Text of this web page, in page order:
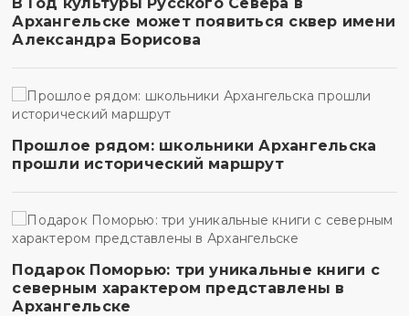
Архангельске может появиться сквер имени
Александра Борисова
Прошлое рядом: школьники Архангельска
прошли исторический маршрут
Подарок Поморью: три уникальные книги с
северным характером представлены в
Архангельске